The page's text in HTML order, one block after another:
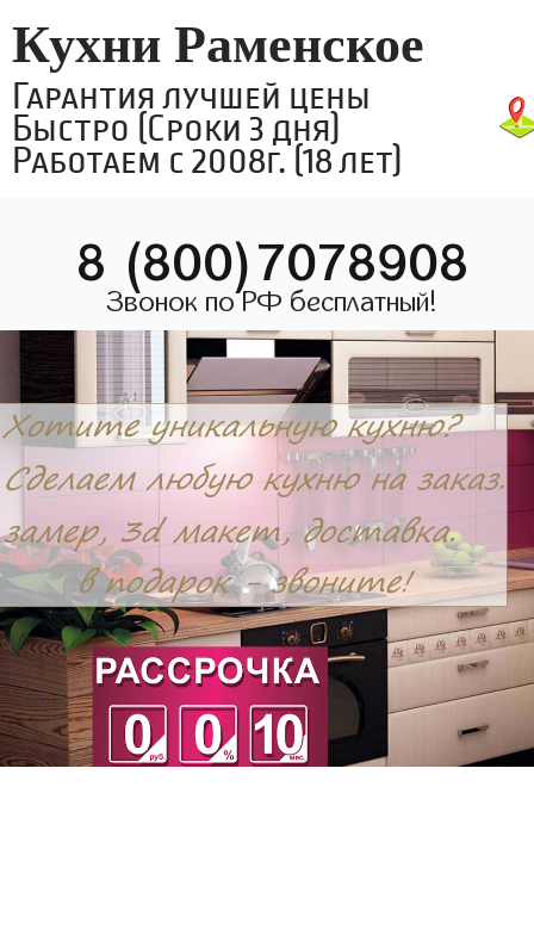
Кухни Раменское
Гарантия лучшей цены
Быстро (Сроки 3 дня)
Работаем с 2008г. (18 лет)
8 (800)7078908
Звонок по РФ бесплатный!